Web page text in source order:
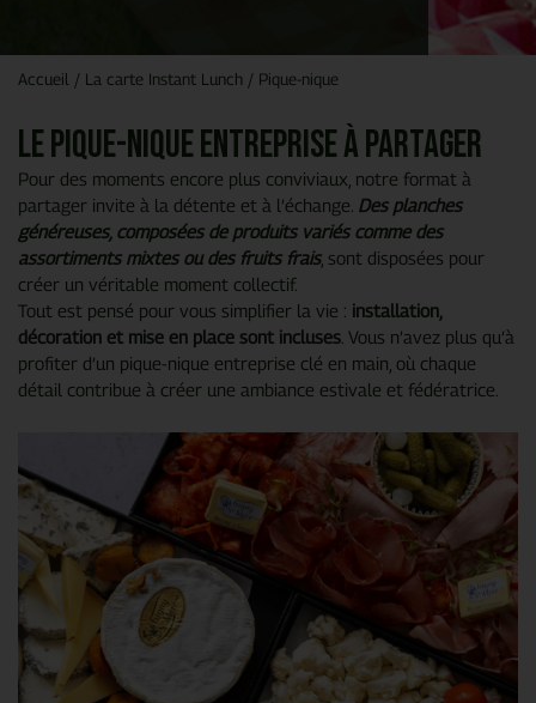
Accueil / La carte Instant Lunch / Pique-nique
Le pique-nique entreprise à partager
Pour des moments encore plus conviviaux, notre format à
partager invite à la détente et à l’échange. Des planches
généreuses, composées de produits variés comme des
assortiments mixtes ou des fruits frais, sont disposées pour
créer un véritable moment collectif.
Tout est pensé pour vous simplifier la vie : installation,
décoration et mise en place sont incluses . Vous n’avez plus qu’à
profiter d’un pique-nique entreprise clé en main, où chaque
détail contribue à créer une ambiance estivale et fédératrice.